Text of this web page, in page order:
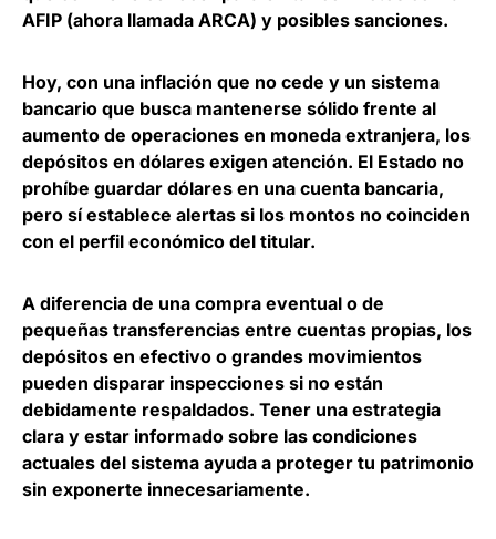
AFIP (ahora llamada ARCA) y posibles sanciones.
Hoy, con una inflación que no cede y un sistema
bancario que busca mantenerse sólido frente al
aumento de operaciones en moneda extranjera, los
depósitos en dólares exigen atención. El Estado no
prohíbe guardar dólares en una cuenta bancaria,
pero sí establece alertas si los montos no coinciden
con el perfil económico del titular.
A diferencia de una compra eventual o de
pequeñas transferencias entre cuentas propias, los
depósitos en efectivo o grandes movimientos
pueden disparar inspecciones si no están
debidamente respaldados. Tener una estrategia
clara y estar informado sobre las condiciones
actuales del sistema ayuda a proteger tu patrimonio
sin exponerte innecesariamente.